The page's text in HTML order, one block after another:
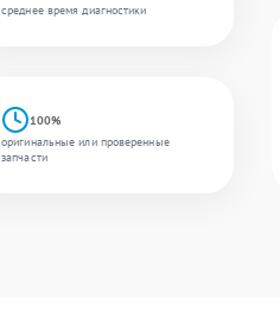
среднее время диагностики
100%
оригинальные или проверенные
запчасти